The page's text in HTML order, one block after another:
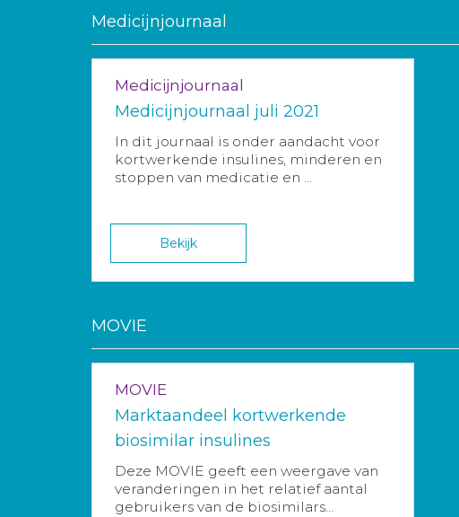
Medicijnjournaal
Medicijnjournaal
Medicijnjournaal juli 2021
In dit journaal is onder aandacht voor
kortwerkende insulines, minderen en
stoppen van medicatie en ...
Bekijk
MOVIE
MOVIE
Marktaandeel kortwerkende
biosimilar insulines
Deze MOVIE geeft een weergave van
veranderingen in het relatief aantal
gebruikers van de biosimilars...